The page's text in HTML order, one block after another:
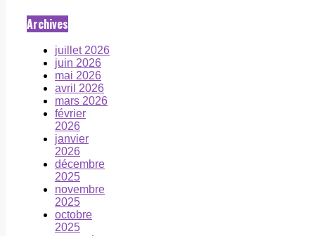
Archives
juillet 2026
juin 2026
mai 2026
avril 2026
mars 2026
février
2026
janvier
2026
décembre
2025
novembre
2025
octobre
2025